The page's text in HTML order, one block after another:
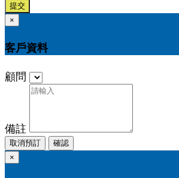
提交
×
客戶資料
顧問
備註
取消預訂
確認
×